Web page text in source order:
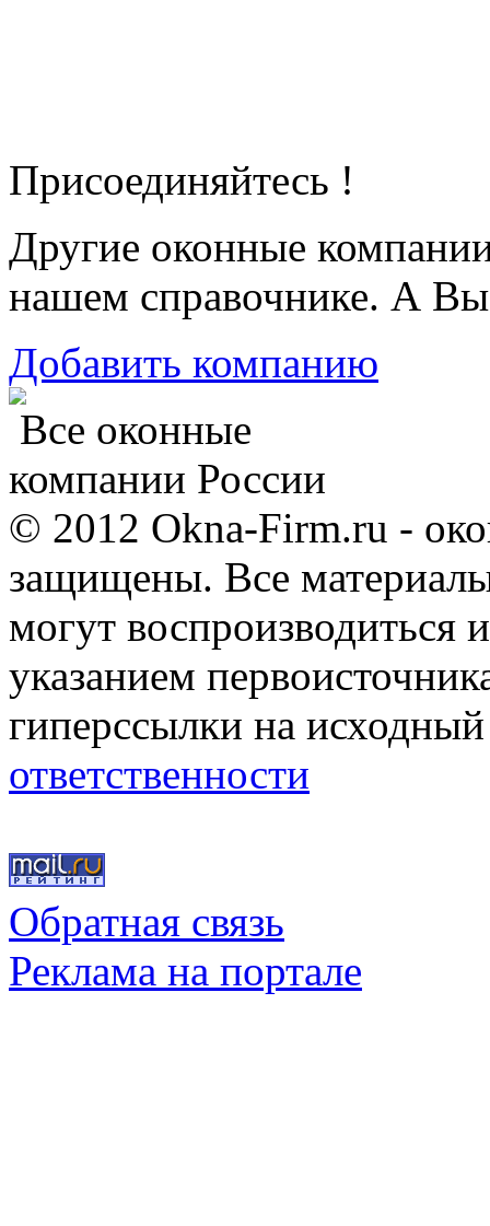
Присоединяйтесь !
Другие оконные
нашем справочнике. А
Добавить компанию
Все оконные
компании России
© 2012 Okna-Firm.ru -
защищены. Все
могут воспроизводиться
указанием
гиперссылки на
ответственности
Обратная связь
Реклама на портале